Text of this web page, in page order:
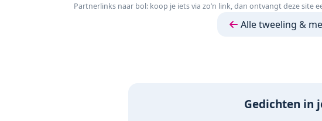
Kraamcadeau - Octopus Speelmat Foam - 150 x
200 cm - Opvouwbaar -
Beige - Baby Speelgoed
100%
In gerecyled
Partnerlinks naar bol: koop je iets via zo’n link, dan ontvangt deze site
Alle tweeling &
Gedichten in